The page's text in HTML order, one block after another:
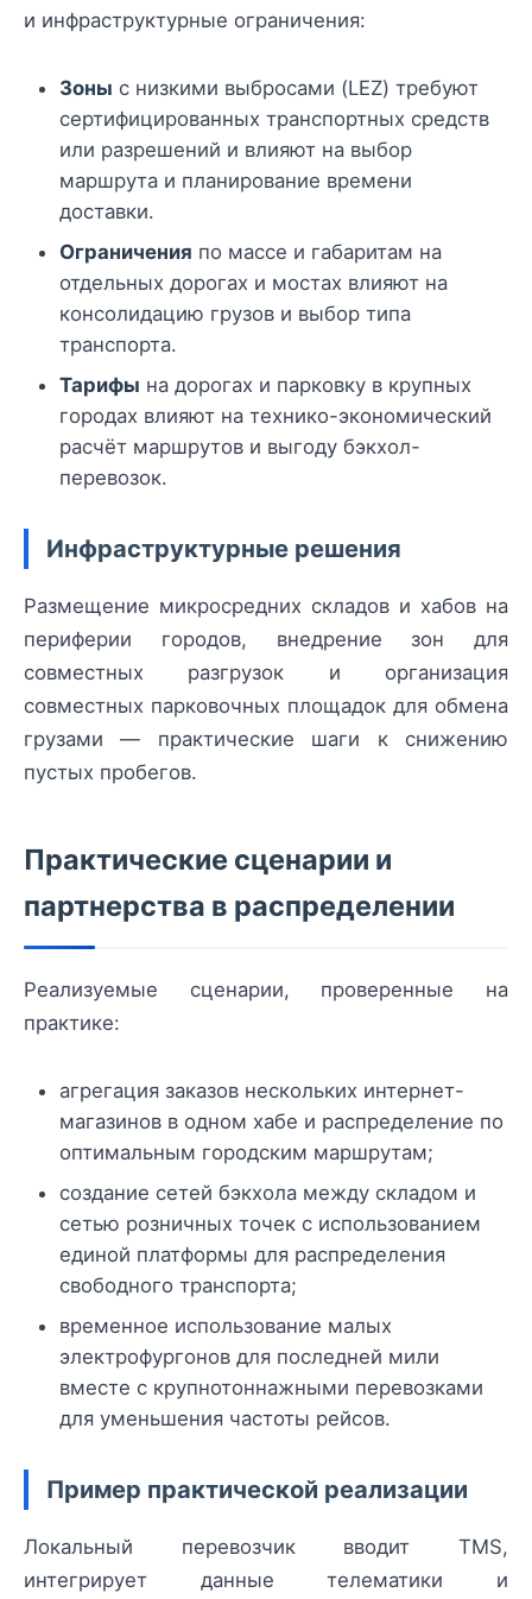
и инфраструктурные ограничения:
Зоны с низкими выбросами (LEZ) требуют
сертифицированных транспортных средств
или разрешений и влияют на выбор
маршрута и планирование времени
доставки.
Ограничения по массе и габаритам на
отдельных дорогах и мостах влияют на
консолидацию грузов и выбор типа
транспорта.
Тарифы на дорогах и парковку в крупных
городах влияют на технико-экономический
расчёт маршрутов и выгоду бэкхол-
перевозок.
Инфраструктурные решения
Размещение микросредних складов и хабов на
периферии городов, внедрение зон для
совместных разгрузок и организация
совместных парковочных площадок для обмена
грузами — практические шаги к снижению
пустых пробегов.
Практические сценарии и
партнерства в распределении
Реализуемые сценарии, проверенные на
практике:
агрегация заказов нескольких интернет-
магазинов в одном хабе и распределение по
оптимальным городским маршрутам;
создание сетей бэкхола между складом и
сетью розничных точек с использованием
единой платформы для распределения
свободного транспорта;
временное использование малых
электрофургонов для последней мили
вместе с крупнотоннажными перевозками
для уменьшения частоты рейсов.
Пример практической реализации
Локальный перевозчик вводит TMS,
интегрирует данные телематики и